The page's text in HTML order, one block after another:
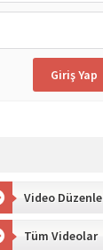
Video Düzenle
Tüm Videolar